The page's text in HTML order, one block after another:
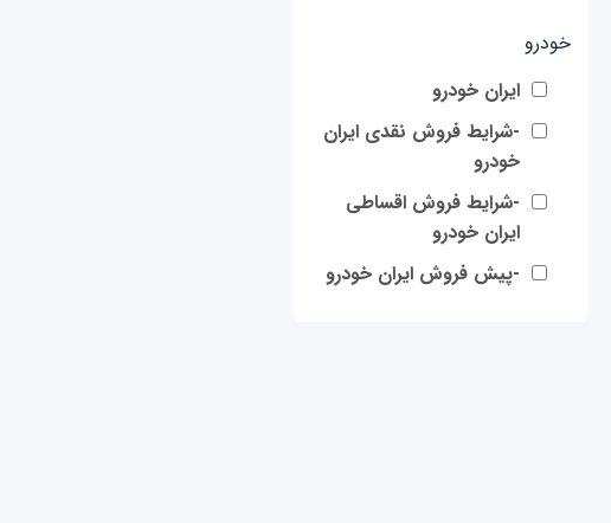
خودرو
ایران خودرو
-شرایط فروش نقدی ایران
خودرو
-شرایط فروش اقساطی
ایران خودرو
-پیش فروش ایران خودرو